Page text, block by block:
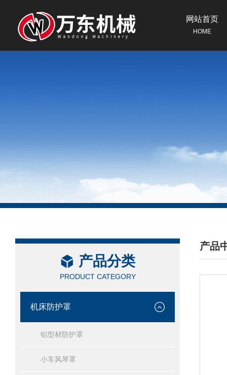
网站首页
HOME
产品分类
PRODUCT CATEGORY
机床防护罩
铝型材防护罩
小车风琴罩
产品
/